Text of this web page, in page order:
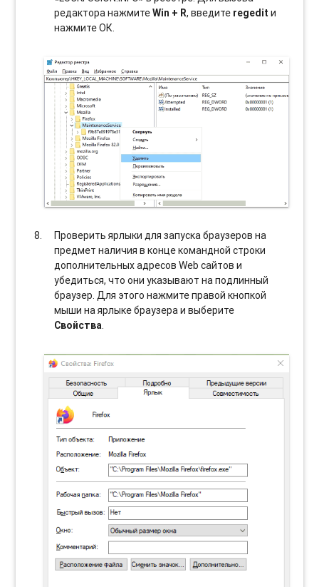
редактора нажмитеWin + R, введите regedit и
нажмите ОК.
Проверить ярлыки для запуска браузеров на
предмет наличия в конце командной строки
дополнительных адресов Web сайтов и
убедиться, что они указывают на подлинный
браузер. Для этого нажмите правой кнопкой
мыши на ярлыке браузера и выберите
Свойства.